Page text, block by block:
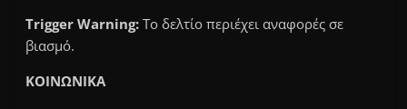
Trigger Warning: Το δελτίο περιέχει αναφορές σε
βιασμό.
ΚΟΙΝΩΝΙΚΑ